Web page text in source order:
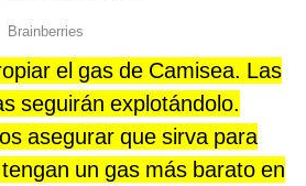
el gas de Camisea. Las
seguirán explotándolo.
asegurar que sirva para
un gas más barato en